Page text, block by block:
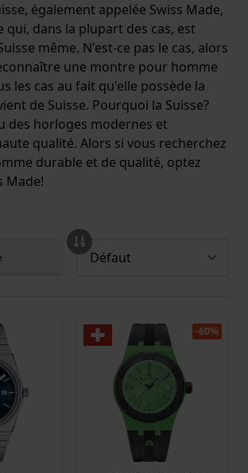
également appelée Swiss Made,
qui, dans la plupart des cas, est
même. N'est-ce pas le cas, alors
une montre pour homme
les cas au fait qu'elle possède la
de Suisse. Pourquoi la Suisse?
des horloges modernes et
qualité. Alors si vous recherchez
durable et de qualité, optez
Made!
-60%